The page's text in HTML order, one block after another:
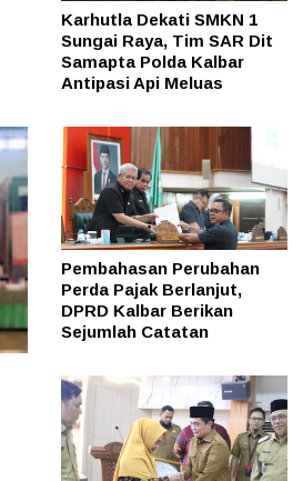
Karhutla Dekati SMKN 1
Sungai Raya, Tim SAR Dit
Samapta Polda Kalbar
Antipasi Api Meluas
Pembahasan Perubahan
Perda Pajak Berlanjut,
DPRD Kalbar Berikan
Sejumlah Catatan